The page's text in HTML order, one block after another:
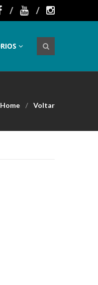
Home Voltar